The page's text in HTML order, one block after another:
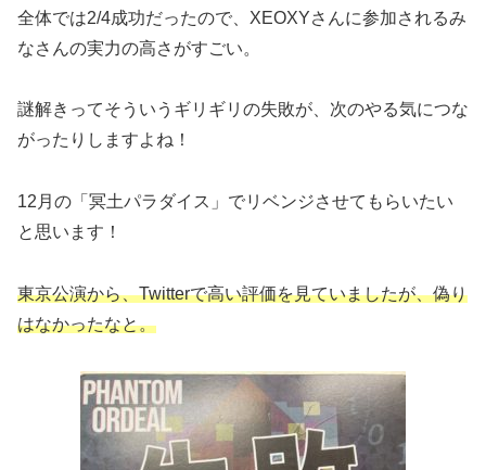
全体では2/4成功だったので、XEOXYさんに参加されるみ
なさんの実力の高さがすごい。
謎解きってそういうギリギリの失敗が、次のやる気につな
がったりしますよね！
12月の「冥土パラダイス」でリベンジさせてもらいたい
と思います！
東京公演から、Twitterで高い評価を見ていましたが、偽り
はなかったなと。